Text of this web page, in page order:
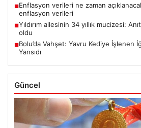
■Enflasyon verileri ne zaman
enflasyon verileri
■Yıldırım ailesinin 34 yıllık mucizesi:
oldu
■Bolu’da Vahşet: Yavru Kediye İşlenen
Yansıdı
Güncel